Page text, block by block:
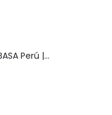
Muñeca Pelusa | BASA Perú | Años 80 | Original